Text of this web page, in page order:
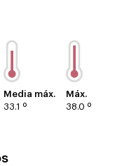
Media máx.
33.1 º
Máx.
38.0 º